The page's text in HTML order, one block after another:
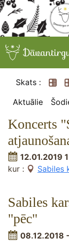
Skats :
Aktuālie
Koncerts
12.01.2019
kur :
Sabiles
Sabiles
"pēc"
08.12.2018